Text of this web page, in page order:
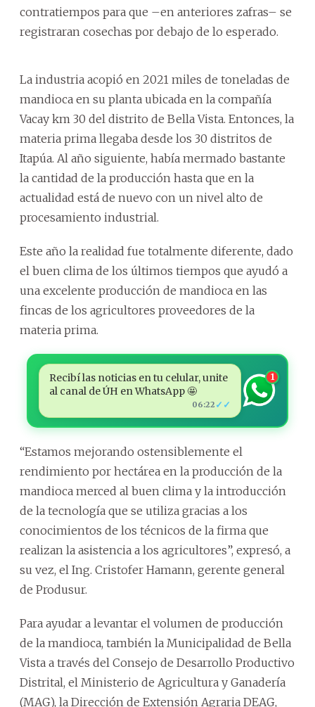
contratiempos para que –en anteriores zafras– se
registraran cosechas por debajo de lo esperado.
La industria acopió en 2021 miles de toneladas de
mandioca en su planta ubicada en la compañía
Vacay km 30 del distrito de Bella Vista. Entonces, la
materia prima llegaba desde los 30 distritos de
Itapúa. Al año siguiente, había mermado bastante
la cantidad de la producción hasta que en la
actualidad está de nuevo con un nivel alto de
procesamiento industrial.
Este año la realidad fue totalmente diferente, dado
el buen clima de los últimos tiempos que ayudó a
una excelente producción de mandioca en las
fincas de los agricultores proveedores de la
materia prima.
Recibí las noticias en tu celular, unite
al canal de ÚH en WhatsApp 🤩
06:22 ✓✓
1
“Estamos mejorando ostensiblemente el
rendimiento por hectárea en la producción de la
mandioca merced al buen clima y la introducción
de la tecnología que se utiliza gracias a los
conocimientos de los técnicos de la firma que
realizan la asistencia a los agricultores”, expresó, a
su vez, el Ing. Cristofer Hamann, gerente general
de Produsur.
Para ayudar a levantar el volumen de producción
de la mandioca, también la Municipalidad de Bella
Vista a través del Consejo de Desarrollo Productivo
Distrital, el Ministerio de Agricultura y Ganadería
(MAG), la Dirección de Extensión Agraria DEAG,